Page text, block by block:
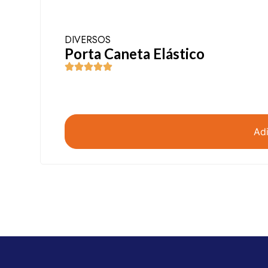
DIVERSOS
Porta Caneta Elástico